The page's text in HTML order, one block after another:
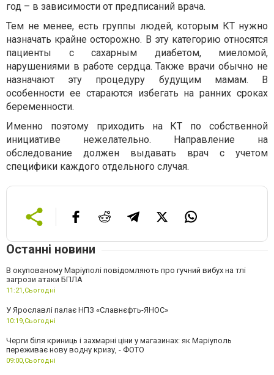
год – в зависимости от предписаний врача.
Тем не менее, есть группы людей, которым КТ нужно
назначать крайне осторожно. В эту категорию относятся
пациенты с сахарным диабетом, миеломой,
нарушениями в работе сердца. Также врачи обычно не
назначают эту процедуру будущим мамам. В
особенности ее стараются избегать на ранних сроках
беременности.
Именно поэтому приходить на КТ по собственной
инициативе нежелательно. Направление на
обследование должен выдавать врач с учетом
специфики каждого отдельного случая.
Останні новини
В окупованому Маріуполі повідомляють про гучний вибух на тлі
загрози атаки БПЛА
11:21,Сьогодні
У Ярославлі палає НПЗ «Славнєфть-ЯНОС»
10:19,Сьогодні
Черги біля криниць і захмарні ціни у магазинах: як Маріуполь
переживає нову водну кризу, - ФОТО
09:00,Сьогодні